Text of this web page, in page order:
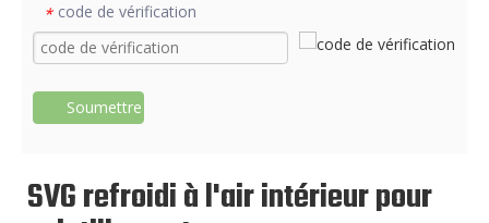
* code de vérification
Soumettre
SVG refroidi à l'air intérieur pour